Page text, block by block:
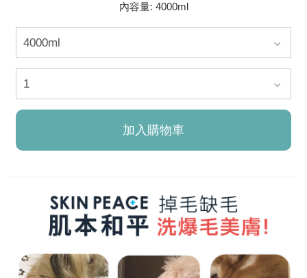
內容量: 4000ml
加入購物車
已加入購物車！!